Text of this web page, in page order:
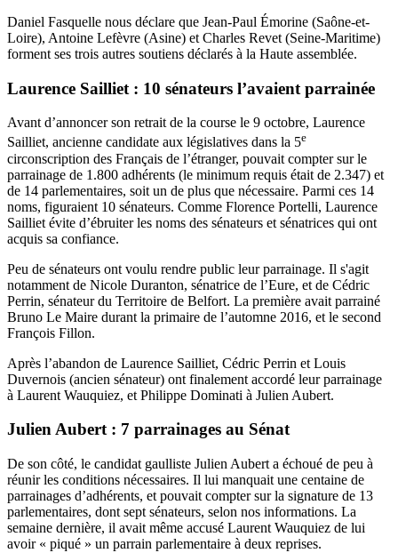
Daniel Fasquelle nous déclare que Jean-Paul Émorine (Saône-et-
Loire), Antoine Lefèvre (Asine) et Charles Revet (Seine-Maritime)
forment ses trois autres soutiens déclarés à la Haute assemblée.
Laurence Sailliet : 10 sénateurs l’avaient parrainée
Avant d’annoncer son retrait de la course le 9 octobre, Laurence
Sailliet, ancienne candidate aux législatives dans la 5e
circonscription des Français de l’étranger, pouvait compter sur le
parrainage de 1.800 adhérents (le minimum requis était de 2.347) et
de 14 parlementaires, soit un de plus que nécessaire. Parmi ces 14
noms, figuraient 10 sénateurs. Comme Florence Portelli, Laurence
Sailliet évite d’ébruiter les noms des sénateurs et sénatrices qui ont
acquis sa confiance.
Peu de sénateurs ont voulu rendre public leur parrainage. Il s'agit
notamment de Nicole Duranton, sénatrice de l’Eure, et de Cédric
Perrin, sénateur du Territoire de Belfort. La première avait parrainé
Bruno Le Maire durant la primaire de l’automne 2016, et le second
François Fillon.
Après l’abandon de Laurence Sailliet, Cédric Perrin et Louis
Duvernois (ancien sénateur) ont finalement accordé leur parrainage
à Laurent Wauquiez, et Philippe Dominati à Julien Aubert.
Julien Aubert : 7 parrainages au Sénat
De son côté, le candidat gaulliste Julien Aubert a échoué de peu à
réunir les conditions nécessaires. Il lui manquait une centaine de
parrainages d’adhérents, et pouvait compter sur la signature de 13
parlementaires, dont sept sénateurs, selon nos informations. La
semaine dernière, il avait même accusé Laurent Wauquiez de lui
avoir « piqué » un parrain parlementaire à deux reprises.